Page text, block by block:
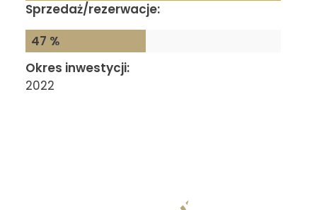
Sprzedaż/rezerwacje:
47 %
Okres inwestycji:
2022